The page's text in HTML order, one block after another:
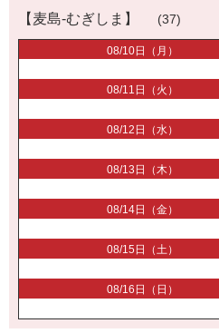
【麦島-むぎしま】 (37)
08/10日（月）
08/11日（火）
08/12日（水）
08/13日（木）
08/14日（金）
08/15日（土）
08/16日（日）